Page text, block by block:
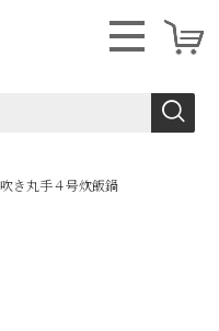
き丸手４号炊飯鍋